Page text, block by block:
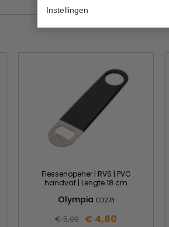
Instellingen
Flessenopener | RVS | PVC
handvat | Lengte 18 cm
Olympia CD273
€ 5,09 € 4,80